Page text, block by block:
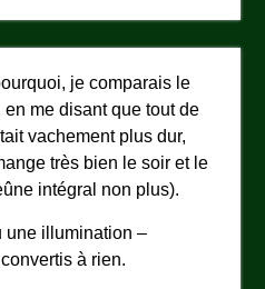
je comparais le
me disant que tout de
vachement plus dur,
très bien le soir et le
intégral non plus).
une illumination –
à rien.